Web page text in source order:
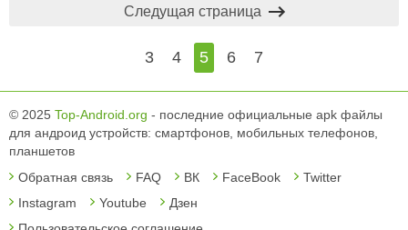
3 4 5 6 7
Следущая страница
© 2025 Top-Android.org - последние официальные apk файлы
для андроид устройств: смартфонов, мобильных телефонов,
планшетов
Обратная связь
FAQ ВК FaceBook
Twitter
Instagram
Youtube
Дзен